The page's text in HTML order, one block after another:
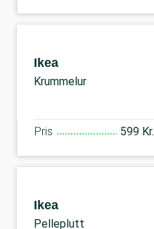
Ikea
Krummelur
Pris 599 Kr.
Ikea
Pelleplutt